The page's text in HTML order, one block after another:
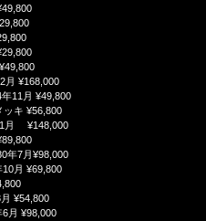
月 ¥168,000
11月 ¥49,800
キ ¥56,800
1月 ¥148,000
年7月¥98,000
10月 ¥69,800
¥54,800
月 ¥98,000